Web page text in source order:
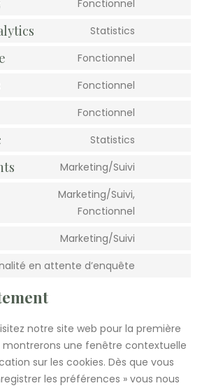
Fonctionnel
Statistics
Fonctionnel
Fonctionnel
Fonctionnel
Statistics
Marketing/Suivi
Marketing/Suivi,
Fonctionnel
Marketing/Suivi
en attente d’enquête
divers
notre site web pour la première
montrerons une fenêtre contextuelle
sur les cookies. Dès que vous
les préférences » vous nous